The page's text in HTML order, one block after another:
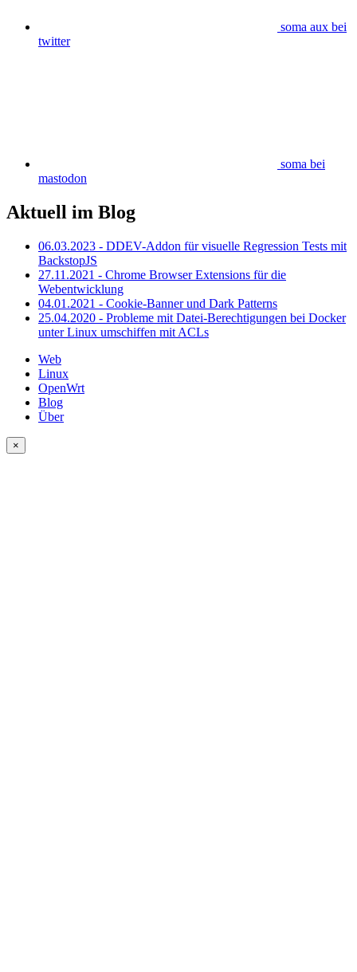
soma aux bei
twitter
soma bei
mastodon
Aktuell im Blog
06.03.2023 - DDEV-Addon für visuelle Regression Tests mit
BackstopJS
27.11.2021 - Chrome Browser Extensions für die
Webentwicklung
04.01.2021 - Cookie-Banner und Dark Patterns
25.04.2020 - Probleme mit Datei-Berechtigungen bei Docker
unter Linux umschiffen mit ACLs
Web
Linux
OpenWrt
Blog
Über
×